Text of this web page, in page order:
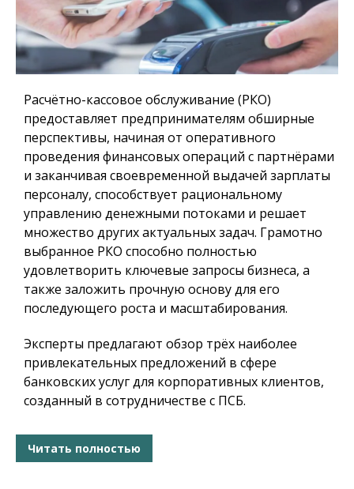
Расчётно-кассовое обслуживание (РКО)
предоставляет предпринимателям обширные
перспективы, начиная от оперативного
проведения финансовых операций с партнёрами
и заканчивая своевременной выдачей зарплаты
персоналу, способствует рациональному
управлению денежными потоками и решает
множество других актуальных задач. Грамотно
выбранное РКО способно полностью
удовлетворить ключевые запросы бизнеса, а
также заложить прочную основу для его
последующего роста и масштабирования.
Эксперты предлагают обзор трёх наиболее
привлекательных предложений в сфере
банковских услуг для корпоративных клиентов,
созданный в сотрудничестве с ПСБ.
Читать полностью